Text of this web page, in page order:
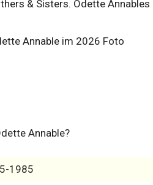
& Sisters. Odette
Annable?
1985